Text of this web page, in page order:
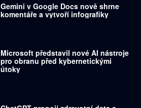
Gemini v Google Docs nově shrne
komentáře a vytvoří infografiky
Microsoft představil nové AI nástroje
pro obranu před kybernetickými
útoky